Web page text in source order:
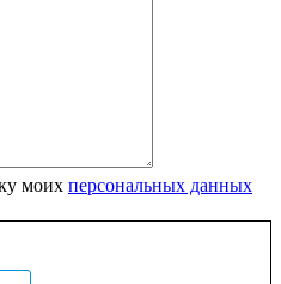
моих персональных данных